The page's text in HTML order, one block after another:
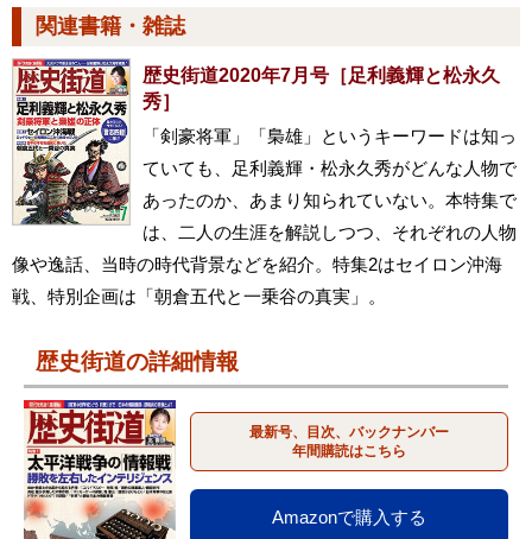
関連書籍・雑誌
歴史街道2020年7月号［足利義輝と松永久
秀］
「剣豪将軍」「梟雄」というキーワードは知っ
ていても、足利義輝・松永久秀がどんな人物で
あったのか、あまり知られていない。本特集で
は、二人の生涯を解説しつつ、それぞれの人物
像や逸話、当時の時代背景などを紹介。特集2はセイロン沖海
戦、特別企画は「朝倉五代と一乗谷の真実」。
歴史街道の詳細情報
最新号、目次、バックナンバー
年間購読はこちら
Amazonで購入する